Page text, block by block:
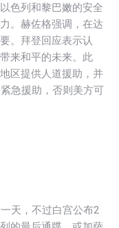
色列和黎巴嫩的安全
。赫佐格强调，在达
。拜登回应表示认
来和平的未来。此
区提供人道援助，并
急援助，否则美方可
天，不过白宫公布2